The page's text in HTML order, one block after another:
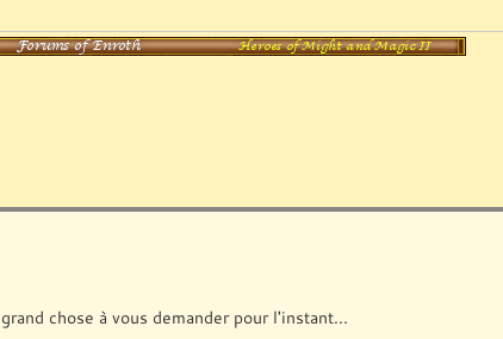
chose à vous demander pour l'instant...